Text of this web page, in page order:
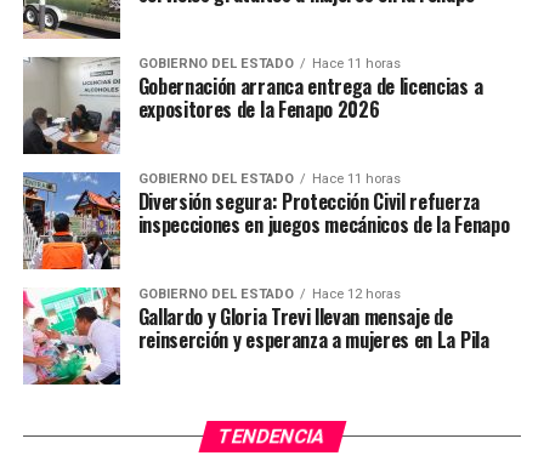
la entrada será totalmente libre.
TEMAS RELACIONADOS
YA VIENE
Invitan a las diferentes actividades culturales en SLP
NO TE PIERDAS
Invitan a la exposición pictórica “Reflexiones” de Iván
Petrov
GOBIERNO DEL ESTADO Hace 11 horas
Gobernación arranca entrega de licencias a
expositores de la Fenapo 2026
GOBIERNO DEL ESTADO Hace 11 horas
Diversión segura: Protección Civil refuerza
inspecciones en juegos mecánicos de la Fenapo
GOBIERNO DEL ESTADO Hace 12 horas
Gallardo y Gloria Trevi llevan mensaje de
reinserción y esperanza a mujeres en La Pila
TENDENCIA